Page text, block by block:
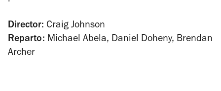
Director: Craig Johnson
Reparto: Michael Abela, Daniel Doheny, Brendan
Archer